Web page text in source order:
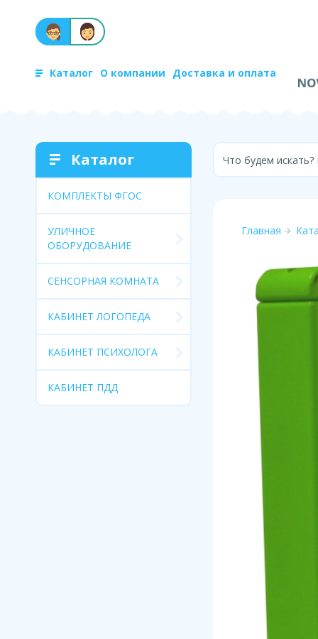
Каталог О компании Доставка и оплата
Каталог
КОМПЛЕКТЫ ФГОС
УЛИЧНОЕ
ОБОРУДОВАНИЕ
СЕНСОРНАЯ КОМНАТА
КАБИНЕТ ЛОГОПЕДА
КАБИНЕТ ПСИХОЛОГА
КАБИНЕТ ПДД
Что будем
Главная